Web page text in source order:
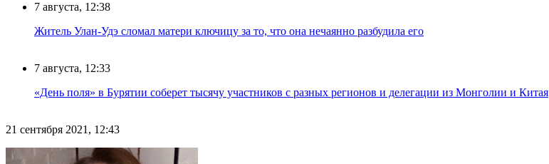
7 августа, 12:38
Житель Улан-Удэ сломал матери ключицу за то, что она нечаянно разбудила его
7 августа, 12:33
«День поля» в Бурятии соберет тысячу участников с разных регионов и делегации из Монголии и Китая
21 сентября 2021, 12:43